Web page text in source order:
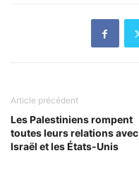
Article précédent
Les Palestiniens rompent
toutes leurs relations avec
Israël et les États-Unis